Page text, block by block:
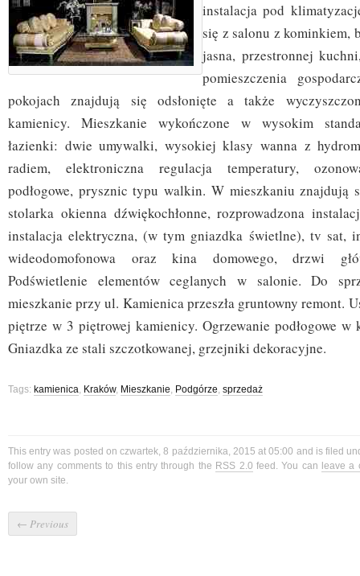
instalacja pod
się z salonu z kominkiem,
jasna, przestronnej
pomieszczenia
pokojach znajdują się odsłonięte a także
kamienicy. Mieszkanie wykończone w wysokim
łazienki: dwie umywalki, wysokiej klasy wanna z
radiem, elektroniczna regulacja temperatury,
podłogowe, prysznic typu walkin. W mieszkaniu znajdują
stolarka okienna dźwiękochłonne, rozprowadzona
instalacja elektryczna, (w tym gniazdka świetlne), tv sat,
wideodomofonowa oraz kina domowego, drzwi
Podświetlenie elementów ceglanych w salonie. Do
mieszkanie przy ul. Kamienica przeszła gruntowny remont.
piętrze w 3 piętrowej kamienicy. Ogrzewanie podłogowe
Gniazdka ze stali szczotkowanej, grzejniki dekoracyjne.
Tags: kamienica, Kraków, Mieszkanie, Podgórze, sprzedaż
This entry was posted on czwartek, 8 października, 2015 at 05:00 and is filed
follow any comments to this entry through the RSS 2.0 feed. You can leave a
your own site.
← Previous